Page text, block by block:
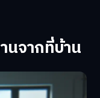
นจากที่บ้าน